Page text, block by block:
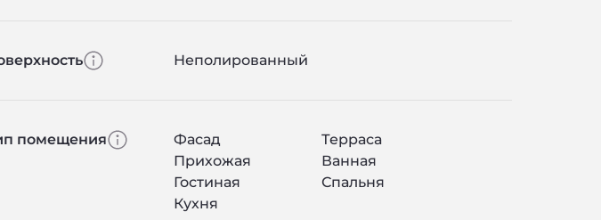
Неполированный
помещения Фасад
Терраса
Прихожая
Ванная
Гостиная
Спальня
Кухня